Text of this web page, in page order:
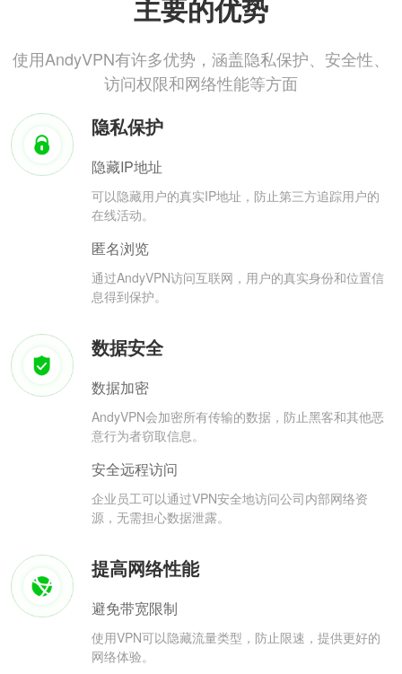
主要的优势
使用AndyVPN有许多优势，涵盖隐私保护、安全性、
访问权限和网络性能等方面
隐私保护
隐藏IP地址
可以隐藏用户的真实IP地址，防止第三方追踪用户的
在线活动。
匿名浏览
通过AndyVPN访问互联网，用户的真实身份和位置信
息得到保护。
数据安全
数据加密
AndyVPN会加密所有传输的数据，防止黑客和其他恶
意行为者窃取信息。
安全远程访问
企业员工可以通过VPN安全地访问公司内部网络资
源，无需担心数据泄露。
提高网络性能
避免带宽限制
使用VPN可以隐藏流量类型，防止限速，提供更好的
网络体验。